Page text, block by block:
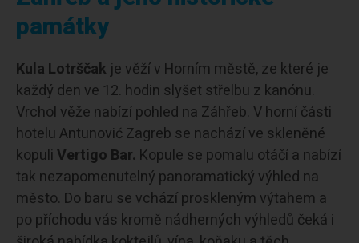
památky
Kula Lotrščak je věží v Horním městě, ze které je
každý den ve 12. hodin slyšet střelbu z kanónu.
Vrchol věže nabízí pohled na Záhřeb. V horní části
hotelu Antunović Zagreb se nachází ve skleněné
kopuli Vertigo Bar. Kopule se pomalu otáčí a nabízí
tak nezapomenutelný panoramatický výhled na
město. Do baru se vchází proskleným výtahem a
po příchodu vás kromě nádherných výhledů čeká i